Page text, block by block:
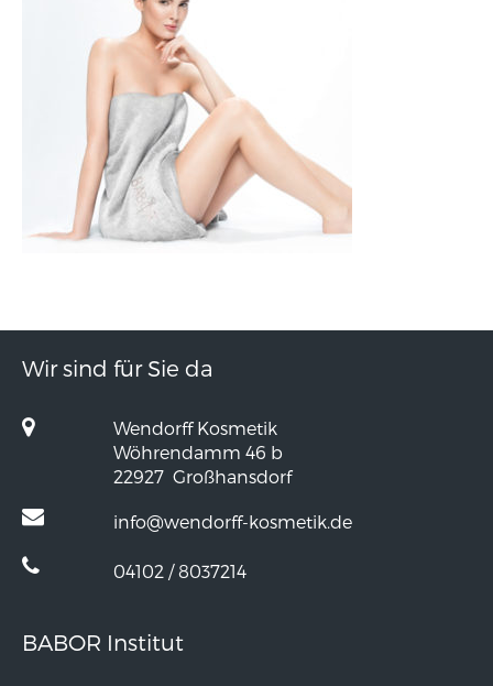
Wir sind für Sie da
Wendorff Kosmetik
Wöhrendamm 46 b
22927 Großhansdorf
info@wendorff-kosmetik.de
04102 / 8037214
BABOR Institut